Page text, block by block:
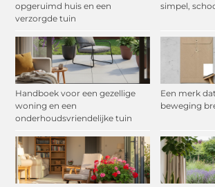
opgeruimd huis en een
verzorgde tuin
simpel,
Handboek voor een gezellige
woning en een
onderhoudsvriendelijke tuin
Een merk
beweging